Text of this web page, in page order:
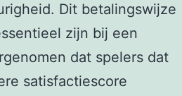
Dit betalingswijze
zijn bij een
dat spelers dat
satisfactiescore